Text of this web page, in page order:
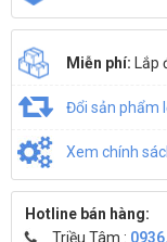
Miễn phí:
Đổi sản phẩm
Xem chính
Hotline bán hàng:
Triều Tâm :